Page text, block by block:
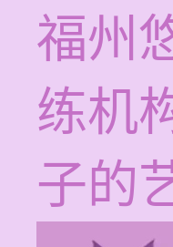
福州
练机
子的